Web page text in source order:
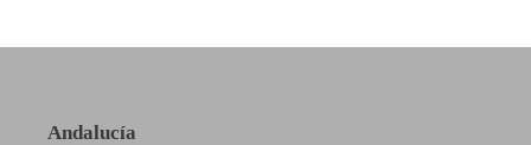
Andalucía